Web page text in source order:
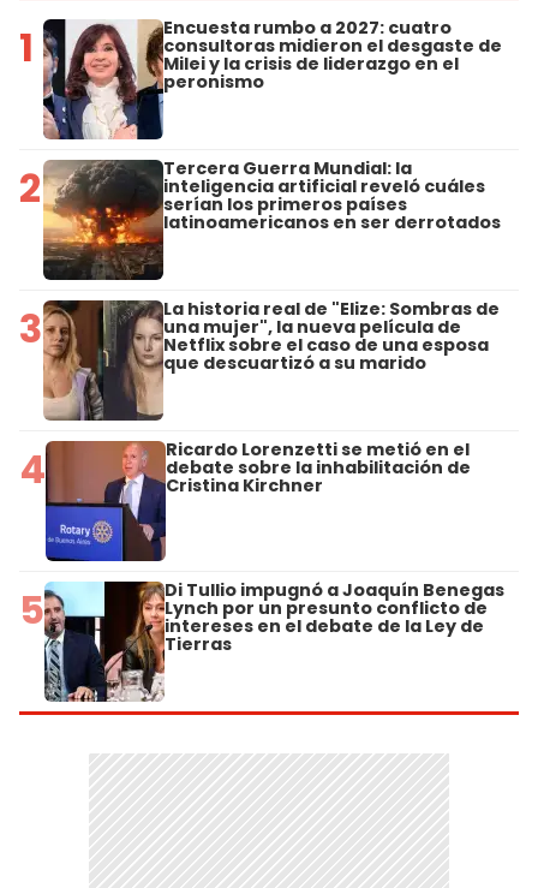
1 Encuesta rumbo a 2027: cuatro
consultoras midieron el desgaste de
Milei y la crisis de liderazgo en el
peronismo
2 Tercera Guerra Mundial: la
inteligencia artificial reveló cuáles
serían los primeros países
latinoamericanos en ser derrotados
3 La historia real de "Elize: Sombras de
una mujer", la nueva película de
Netflix sobre el caso de una esposa
que descuartizó a su marido
4 Ricardo Lorenzetti se metió en el
debate sobre la inhabilitación de
Cristina Kirchner
5 Di Tullio impugnó a Joaquín Benegas
Lynch por un presunto conflicto de
intereses en el debate de la Ley de
Tierras